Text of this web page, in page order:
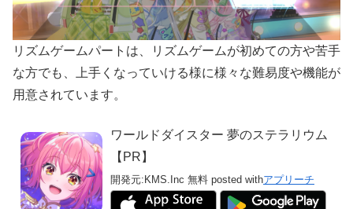
リズムゲームパートは、リズムゲームが初めての方や苦手
な方でも、上手くなっていける様に様々な難易度や機能が
用意されています。
ワールドダイスター 夢のステラリウム
【PR】
開発元: KMS.Inc 無料 posted withアプリーチ